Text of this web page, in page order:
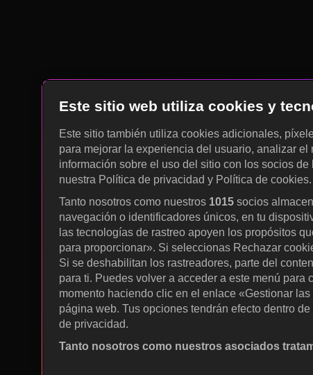
Este sitio web utiliza cookies y
Este sitio también utiliza cookies adicionales,
para mejorar la experiencia del usuario, analizar
información sobre el uso del sitio con los socios
nuestra Política de privacidad y Política de cookies.
Tanto nosotros como nuestros 1015 socios
navegación o identificadores únicos, en tu
las tecnologías de rastreo apoyen los propósitos
para proporcionar». Si seleccionas Rechazar
Si se deshabilitan los rastreadores, parte del
para ti. Puedes volver a acceder a este menú
momento haciendo clic en el enlace «Gestionar
página web. Tus opciones tendrán efecto dentro
de privacidad.
Tanto nosotros como nuestros asociados